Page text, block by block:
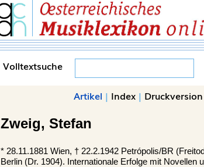
Volltextsuche
Artikel | Index | Druckversion
Zweig, Stefan
* 28.11.1881 Wien, † 22.2.1942 Petrópolis/BR
Berlin (Dr. 1904). Internationale Erfolge mit Novellen